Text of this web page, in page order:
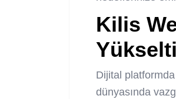
Kilis
Dijital
dünyasında